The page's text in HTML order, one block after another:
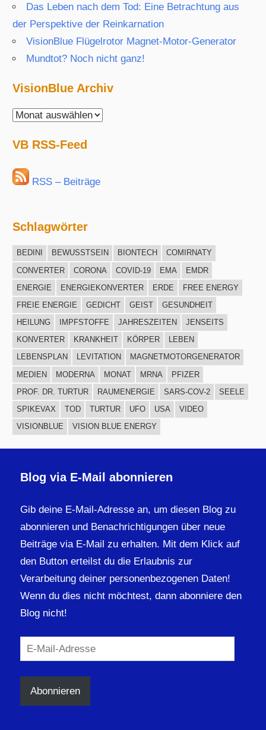
Das Leben nach dem Tod: Eine Betrachtung aus
der Perspektive der Reinkarnation
VisionBlue Flügelrotor Magnet-Motor-Generator
Mundtot? Noch nicht ganz!
VisionBlue Archiv
VisionBlue
VB RSS-Feed
RSS – Beiträge
Schlagwörter
BEDINI BEWUSSTSEIN BIONTECH
COMIRNATY
CONVERTER
CORONA COVID-19 EMA
EMDR
ENERGIE
ENERGIEKONVERTER ERDE
FREE ENERGY
FREIE ENERGIE
GEDICHT GEIST
GESUNDHEIT
HEILUNG
IMPFSTOFFE JAHRESZEITEN
JENSEITS
KONVERTER
KRANKHEIT KÖRPER
LEBEN
LEBENSPLAN
LEVITATION
MAGNETMOTORGENERATOR
MEDIEN
MODERNA MONAT MRNA
PFIZER
PROF. DR. TURTUR
RAUMENERGIE SARS-COV-2
SEELE
SPIKEVAX
TOD TURTUR UFO USA
VIDEO
VISIONBLUE
VISION BLUE ENERGY
Blog via E-Mail abonnieren
Gib deine E-Mail-Adresse an, um diesen Blog zu
abonnieren und Benachrichtigungen über neue
Beiträge via E-Mail zu erhalten. Mit dem Klick auf
den Button erteilst du die Erlaubnis zur
Verarbeitung deiner personenbezogenen Daten!
Wenn du dies nicht möchtest, dann abonniere den
Blog nicht!
E-
Mail-
Adresse
Abonnieren